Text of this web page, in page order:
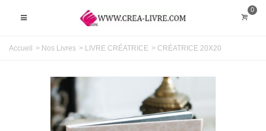
0
Accueil > Nos Livres > LIVRE CRÉATRICE > CRÉATRICE 20X20